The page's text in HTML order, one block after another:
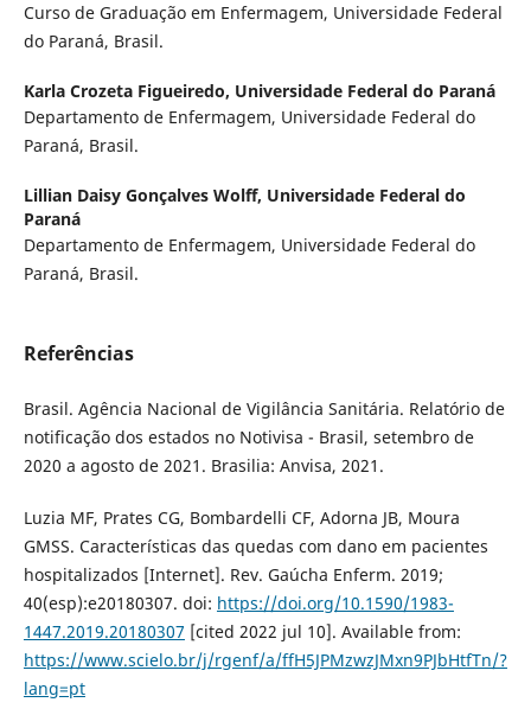
Curso de Graduação em Enfermagem, Universidade Federal
do Paraná, Brasil.
Karla Crozeta Figueiredo, Universidade Federal do Paraná
Departamento de Enfermagem, Universidade Federal do
Paraná, Brasil.
Lillian Daisy Gonçalves Wolff, Universidade Federal do
Paraná
Departamento de Enfermagem, Universidade Federal do
Paraná, Brasil.
Referências
Brasil. Agência Nacional de Vigilância Sanitária. Relatório de
notificação dos estados no Notivisa - Brasil, setembro de
2020 a agosto de 2021. Brasilia: Anvisa, 2021.
Luzia MF, Prates CG, Bombardelli CF, Adorna JB, Moura
GMSS. Características das quedas com dano em pacientes
hospitalizados [Internet]. Rev. Gaúcha Enferm. 2019;
40(esp):e20180307. doi: https://doi.org/10.1590/1983-
1447.2019.20180307 [cited 2022 jul 10]. Available from:
https://www.scielo.br/j/rgenf/a/ffH5JPMzwzJMxn9PJbHtfTn/?
lang=pt